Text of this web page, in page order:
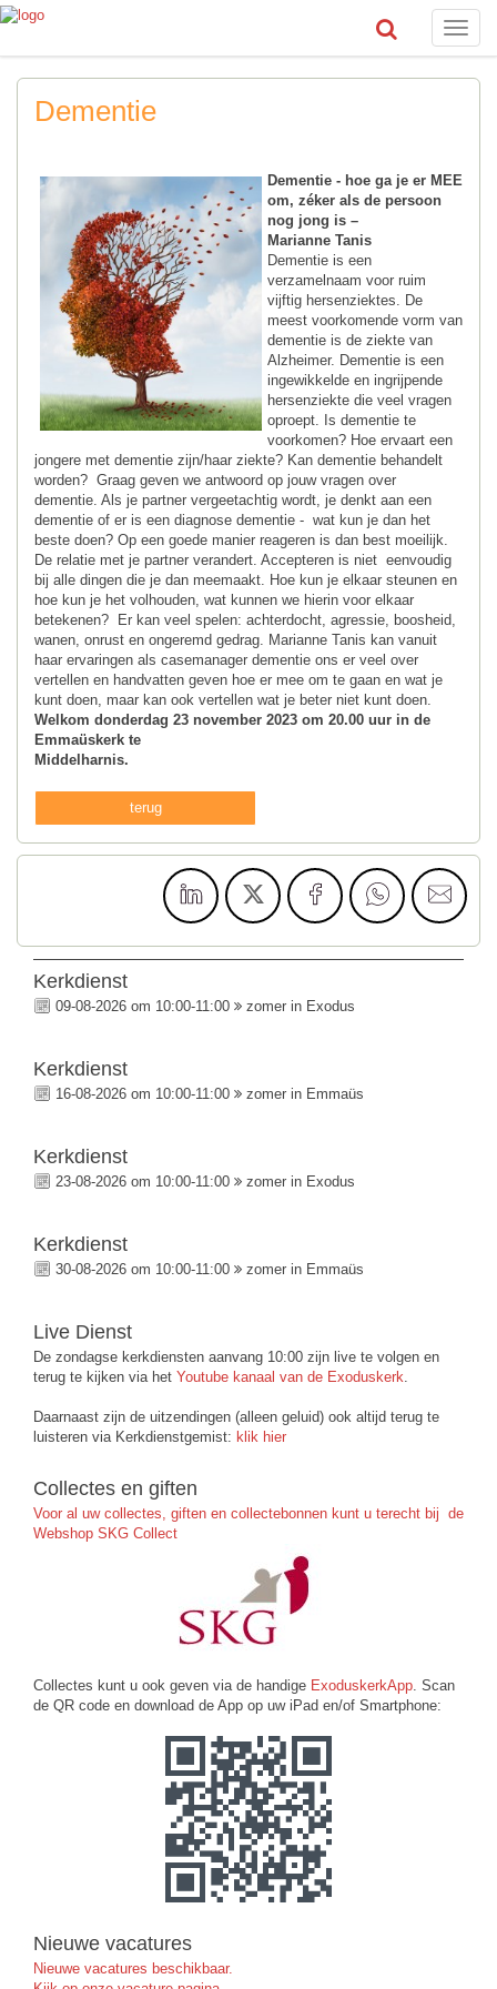
Toggle
Dementie
Dementie - hoe ga je er MEE
om, zéker als de persoon
nog jong is –
Marianne Tanis
Dementie is een
verzamelnaam voor ruim
vijftig hersenziektes. De
meest voorkomende vorm van
dementie is de ziekte van
Alzheimer. Dementie is een
ingewikkelde en ingrijpende
hersenziekte die veel vragen
oproept. Is dementie te
voorkomen? Hoe ervaart een
jongere met dementie zijn/haar ziekte? Kan dementie behandelt
worden? Graag geven we antwoord op jouw vragen over
dementie. Als je partner vergeetachtig wordt, je denkt aan een
dementie of er is een diagnose dementie - wat kun je dan het
beste doen? Op een goede manier reageren is dan best moeilijk.
De relatie met je partner verandert. Accepteren is niet eenvoudig
bij alle dingen die je dan meemaakt. Hoe kun je elkaar steunen en
hoe kun je het volhouden, wat kunnen we hierin voor elkaar
betekenen? Er kan veel spelen: achterdocht, agressie, boosheid,
wanen, onrust en ongeremd gedrag. Marianne Tanis kan vanuit
haar ervaringen als casemanager dementie ons er veel over
vertellen en handvatten geven hoe er mee om te gaan en wat je
kunt doen, maar kan ook vertellen wat je beter niet kunt doen.
Welkom donderdag 23 november 2023 om 20.00 uur in de
Emmaüskerk te
Middelharnis.
terug
Kerkdienst
09-08-2026 om 10:00-11:00 zomer in Exodus
Kerkdienst
16-08-2026 om 10:00-11:00 zomer in Emmaüs
Kerkdienst
23-08-2026 om 10:00-11:00 zomer in Exodus
Kerkdienst
30-08-2026 om 10:00-11:00 zomer in Emmaüs
Live Dienst
De zondagse kerkdiensten aanvang 10:00 zijn live te volgen en
terug te kijken via het Youtube kanaal van de Exoduskerk
Daarnaast zijn de uitzendingen (alleen geluid) ook altijd terug te
luisteren via Kerkdienstgemist: klik hier
Collectes en giften
Voor al uw collectes, giften en collectebonnen kunt u terecht bij de
Webshop SKG Collect
Collectes kunt u ook geven via de handige ExoduskerkApp . Scan
de QR code en download de App op uw iPad en/of Smartphone:
Nieuwe vacatures
Nieuwe vacatures beschikbaar.